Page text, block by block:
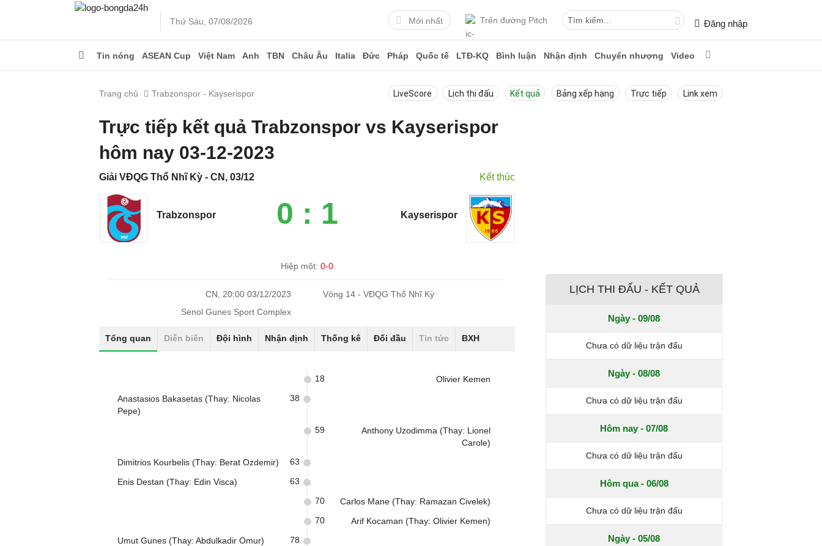
Thứ Sáu, 07/08/2026 Mới nhất Trên đường Pitch Đăng nhập
Tin nóng ASEAN Cup Việt Nam Anh TBN Châu Âu Italia Đức Pháp Quốc tế LTĐ-KQ Bình luận Nhận định Chuyển nhượng Video
Trang chủ Trabzonspor - Kayserispor LiveScore Lịch thi đấu Kết quả Bảng xếp hạng Trực tiếp Link xem
Trực tiếp kết quả Trabzonspor vs Kayserispor
hôm nay 03-12-2023
Giải VĐQG Thổ Nhĩ Kỳ - CN, 03/12 Kết thúc
Trabzonspor 0 : 1 Kayserispor
Hiệp một:0-0
CN, 20:00 03/12/2023
Vòng 14 - VĐQG Thổ Nhĩ Kỳ
Senol Gunes Sport Complex
Tổng quan Diễn biến Đội hình Nhận định Thống kê Đối đầu Tin tức BXH
Olivier Kemen
18
Anastasios Bakasetas (Thay: Nicolas
Pepe)
38
Anthony Uzodimma (Thay: Lionel
Carole)
59
Dimitrios Kourbelis (Thay: Berat Ozdemir) 63
Enis Destan (Thay: Edin Visca) 63
Carlos Mane (Thay: Ramazan Civelek)
70
Arif Kocaman (Thay: Olivier Kemen)
70
Umut Gunes (Thay: Abdulkadir Omur) 78
LỊCH THI ĐẤU - KẾT QUẢ
Ngày - 09/08
Chưa có dữ liệu trận đấu
Ngày - 08/08
Chưa có dữ liệu trận đấu
Hôm nay - 07/08
Chưa có dữ liệu trận đấu
Hôm qua - 06/08
Chưa có dữ liệu trận đấu
Ngày - 05/08